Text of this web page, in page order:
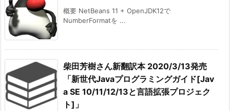
概要 NetBeans 11 + OpenJDK12で
NumberFormatを ...
柴田芳樹さん新翻訳本 2020/3/13発売
「新世代Javaプログラミングガイド[Jav
a SE 10/11/12/13と言語拡張プロジェク
ト]」